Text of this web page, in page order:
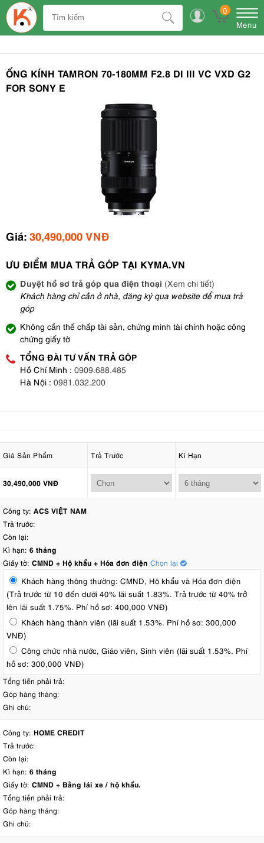
0
Menu
ỐNG KÍNH TAMRON 70-180MM F2.8 DI III VC VXD G2
FOR SONY E
Giá: 30,490,000 VNĐ
ƯU ĐIỂM MUA TRẢ GÓP TẠI KYMA.VN
Duyệt hồ sơ trả góp qua điện thoại (Xem chi tiết)
Khách hàng chỉ cần ở nhà, đăng ký qua website để mua trả
góp
Không cần thế chấp tài sản, chứng minh tài chính hoặc công
chứng giấy tờ
TỔNG ĐÀI TƯ VẤN TRẢ GÓP
Hồ Chí Minh : 0909.688.485
Hà Nội : 0981.032.200
Giá Sản Phẩm Trả Trước Kì Hạn
30,490,000 VNĐ
Công ty: ACS VIỆT NAM
Trả trước:
Còn lại:
Kì hạn: 6 tháng
Giấy tờ: CMND + Hộ khẩu + Hóa đơn điện Chọn lại
Khách hàng thông thường: CMND, Hộ khẩu và Hóa đơn điện
(Trả trước từ 10 đến dưới 40% lãi suất 1.83%. Trả trước từ 40% trở
lên lãi suất 1.75%. Phí hồ sơ: 400,000 VNĐ)
Khách hàng thành viên (lãi suất 1.53%. Phí hồ sơ: 300,000
VNĐ)
Công chức nhà nước, Giáo viên, Sinh viên (lãi suất 1.53%. Phí
hồ sơ: 300,000 VNĐ)
Tổng tiền phải trả:
Góp hàng tháng:
Ghi chú:
Công ty: HOME CREDIT
Trả trước:
Còn lại:
Kì hạn: 6 tháng
Giấy tờ: CMND + Bằng lái xe / hộ khẩu.
Tổng tiền phải trả:
Góp hàng tháng:
Ghi chú: